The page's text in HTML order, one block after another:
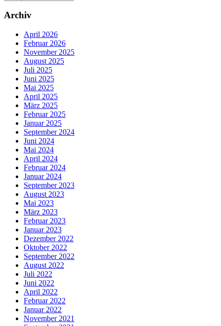
Archiv
April 2026
Februar 2026
November 2025
August 2025
Juli 2025
Juni 2025
Mai 2025
April 2025
März 2025
Februar 2025
Januar 2025
September 2024
Juni 2024
Mai 2024
April 2024
Februar 2024
Januar 2024
September 2023
August 2023
Mai 2023
März 2023
Februar 2023
Januar 2023
Dezember 2022
Oktober 2022
September 2022
August 2022
Juli 2022
Juni 2022
April 2022
Februar 2022
Januar 2022
November 2021